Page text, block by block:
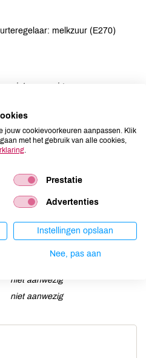
melkzuur (E270)
niet aanwezig
niet aanwezig
aanwezig
niet aanwezig
niet aanwezig
niet aanwezig
niet aanwezig
niet aanwezig
niet aanwezig
jouw cookievoorkeuren aanpassen. Klik
met het gebruik van alle cookies,
.
Prestatie
Advertenties
Instellingen opslaan
Nee, pas aan